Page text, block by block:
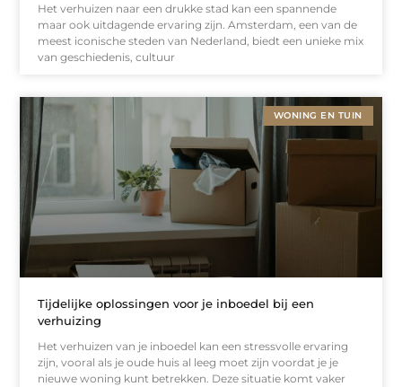
Het verhuizen naar een drukke stad kan een spannende
maar ook uitdagende ervaring zijn. Amsterdam, een van de
meest iconische steden van Nederland, biedt een unieke mix
van geschiedenis, cultuur
WONING EN TUIN
Tijdelijke oplossingen voor je inboedel bij een
verhuizing
Het verhuizen van je inboedel kan een stressvolle ervaring
zijn, vooral als je oude huis al leeg moet zijn voordat je je
nieuwe woning kunt betrekken. Deze situatie komt vaker